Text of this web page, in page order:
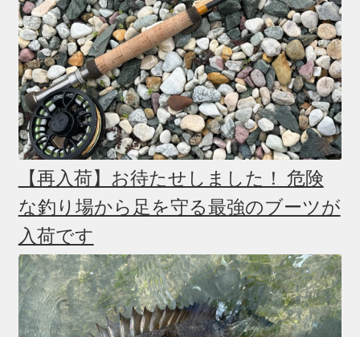
【再入荷】お待たせしました！ 危険
な釣り場から足を守る最強のブーツが
入荷です